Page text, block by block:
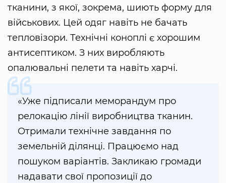
тканини, з якої, зокрема, шиють форму для
військових. Цей одяг навіть не бачать
тепловізори. Технічні коноплі є хорошим
антисептиком. З них виробляють
опалювальні пелети та навіть харчі.
«Уже підписали меморандум про
релокацію лінії виробництва тканин.
Отримали технічне завдання по
земельній ділянці. Працюємо над
пошуком варіантів. Закликаю громади
надавати свої пропозиції до